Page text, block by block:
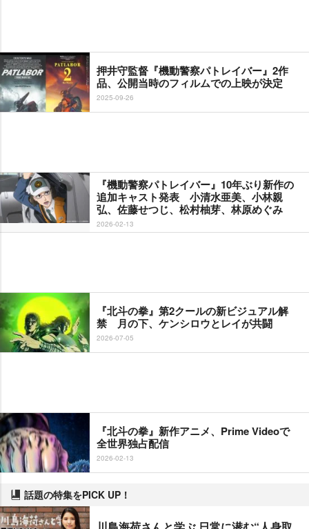
押井守監督『機動警察パトレイバー』2作
品、公開当時のフィルムでの上映が決定
2025-09-26
『機動警察パトレイバー』10年ぶり新作の
追加キャスト発表 小清水亜美、小林親
弘、佐藤せつじ、松村柚芽、林原めぐみ
2026-02-13
『北斗の拳』第2クールの新ビジュアル解
禁 月の下、ケンシロウとレイが共闘
2026-07-05
『北斗の拳』新作アニメ、Prime Videoで
全世界独占配信
2026-02-13
話題の特集をPICK UP！